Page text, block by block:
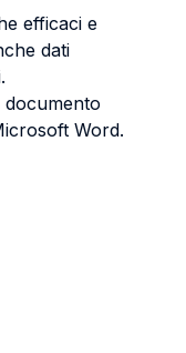
efficaci e
dati
documento
Word.